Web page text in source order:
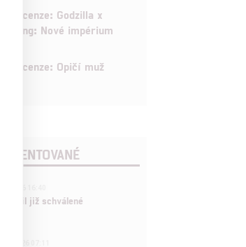
Recenze: Godzilla x
Kong: Nové impérium
Recenze: Opičí muž
zrušil již schválené